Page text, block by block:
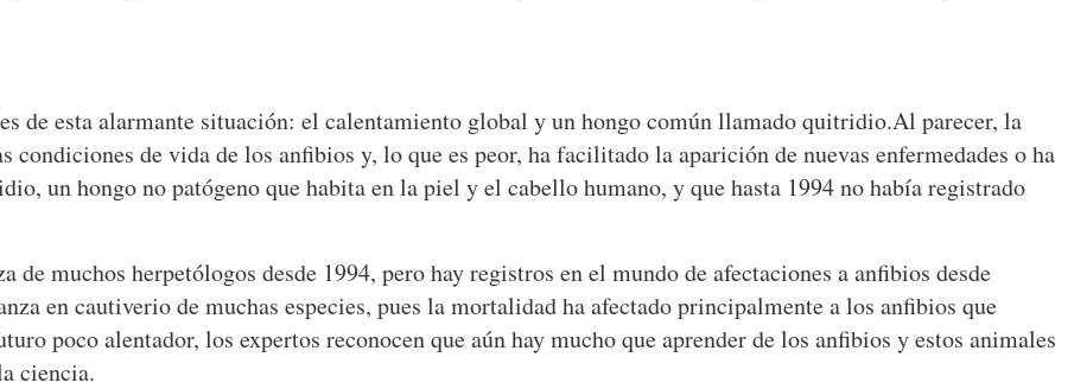
de esta alarmante situación: el calentamiento global y un hongo común llamado quitridio.Al parecer, la
de vida de los anfibios y, lo que es peor, ha facilitado la aparición de nuevas enfermedades o ha
un hongo no patógeno que habita en la piel y el cabello humano, y que hasta 1994 no había registrado
muchos herpetólogos desde 1994, pero hay registros en el mundo de afectaciones a anfibios desde
en cautiverio de muchas especies, pues la mortalidad ha afectado principalmente a los anfibios que
poco alentador, los expertos reconocen que aún hay mucho que aprender de los anfibios y estos animales
ciencia.